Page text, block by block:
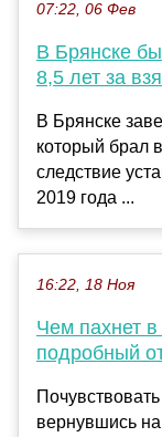
07:22, 06 Фев
В Брянске
8,5 лет за
В Брянске
который брал
следствие
2019 года ...
16:22, 18 Ноя
Чем пахнет
подробный
вернувшись